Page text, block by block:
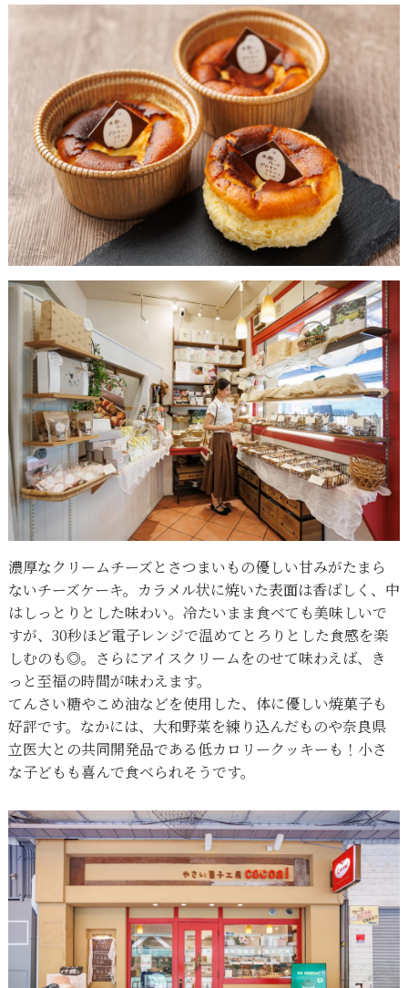
グルメ
古墳チーズサブレ／かしはらHi！チーズグル
5. バターサンド
濃厚なクリームチーズとさつまいもの優しい甘みがたまら
ないチーズケーキ。カラメル状に焼いた表面は香ばしく、中
はしっとりとした味わい。冷たいまま食べても美味しいで
すが、30秒ほど電子レンジで温めてとろりとした食感を楽
しむのも◎。さらにアイスクリームをのせて味わえば、き
っと至福の時間が味わえます。
てんさい糖やこめ油などを使用した、体に優しい焼菓子も
好評です。なかには、大和野菜を練り込んだものや奈良県
立医大との共同開発品である低カロリークッキーも！小さ
な子どもも喜んで食べられそうです。